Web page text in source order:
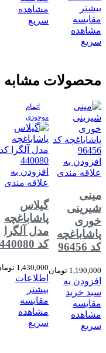
بیشتر
مقایسه
مشاهده
سریع
مشاهده
سریع
محصولات مشابه
افزودن به
علاقه مندی
مینی
شیرینی
خوری
پاشاباغچه
کد 96456
1,190,000 تومان
افزودن به
سبد خرید
مقایسه
مشاهده
سریع
اتمام
موجودی
افزودن به
علاقه مندی
گیلاس
پاشاباغچه
مدل آلگرا
کد 440080
1,430,000
اطلاعات
بیشتر
مقایسه
مشاهده
سریع